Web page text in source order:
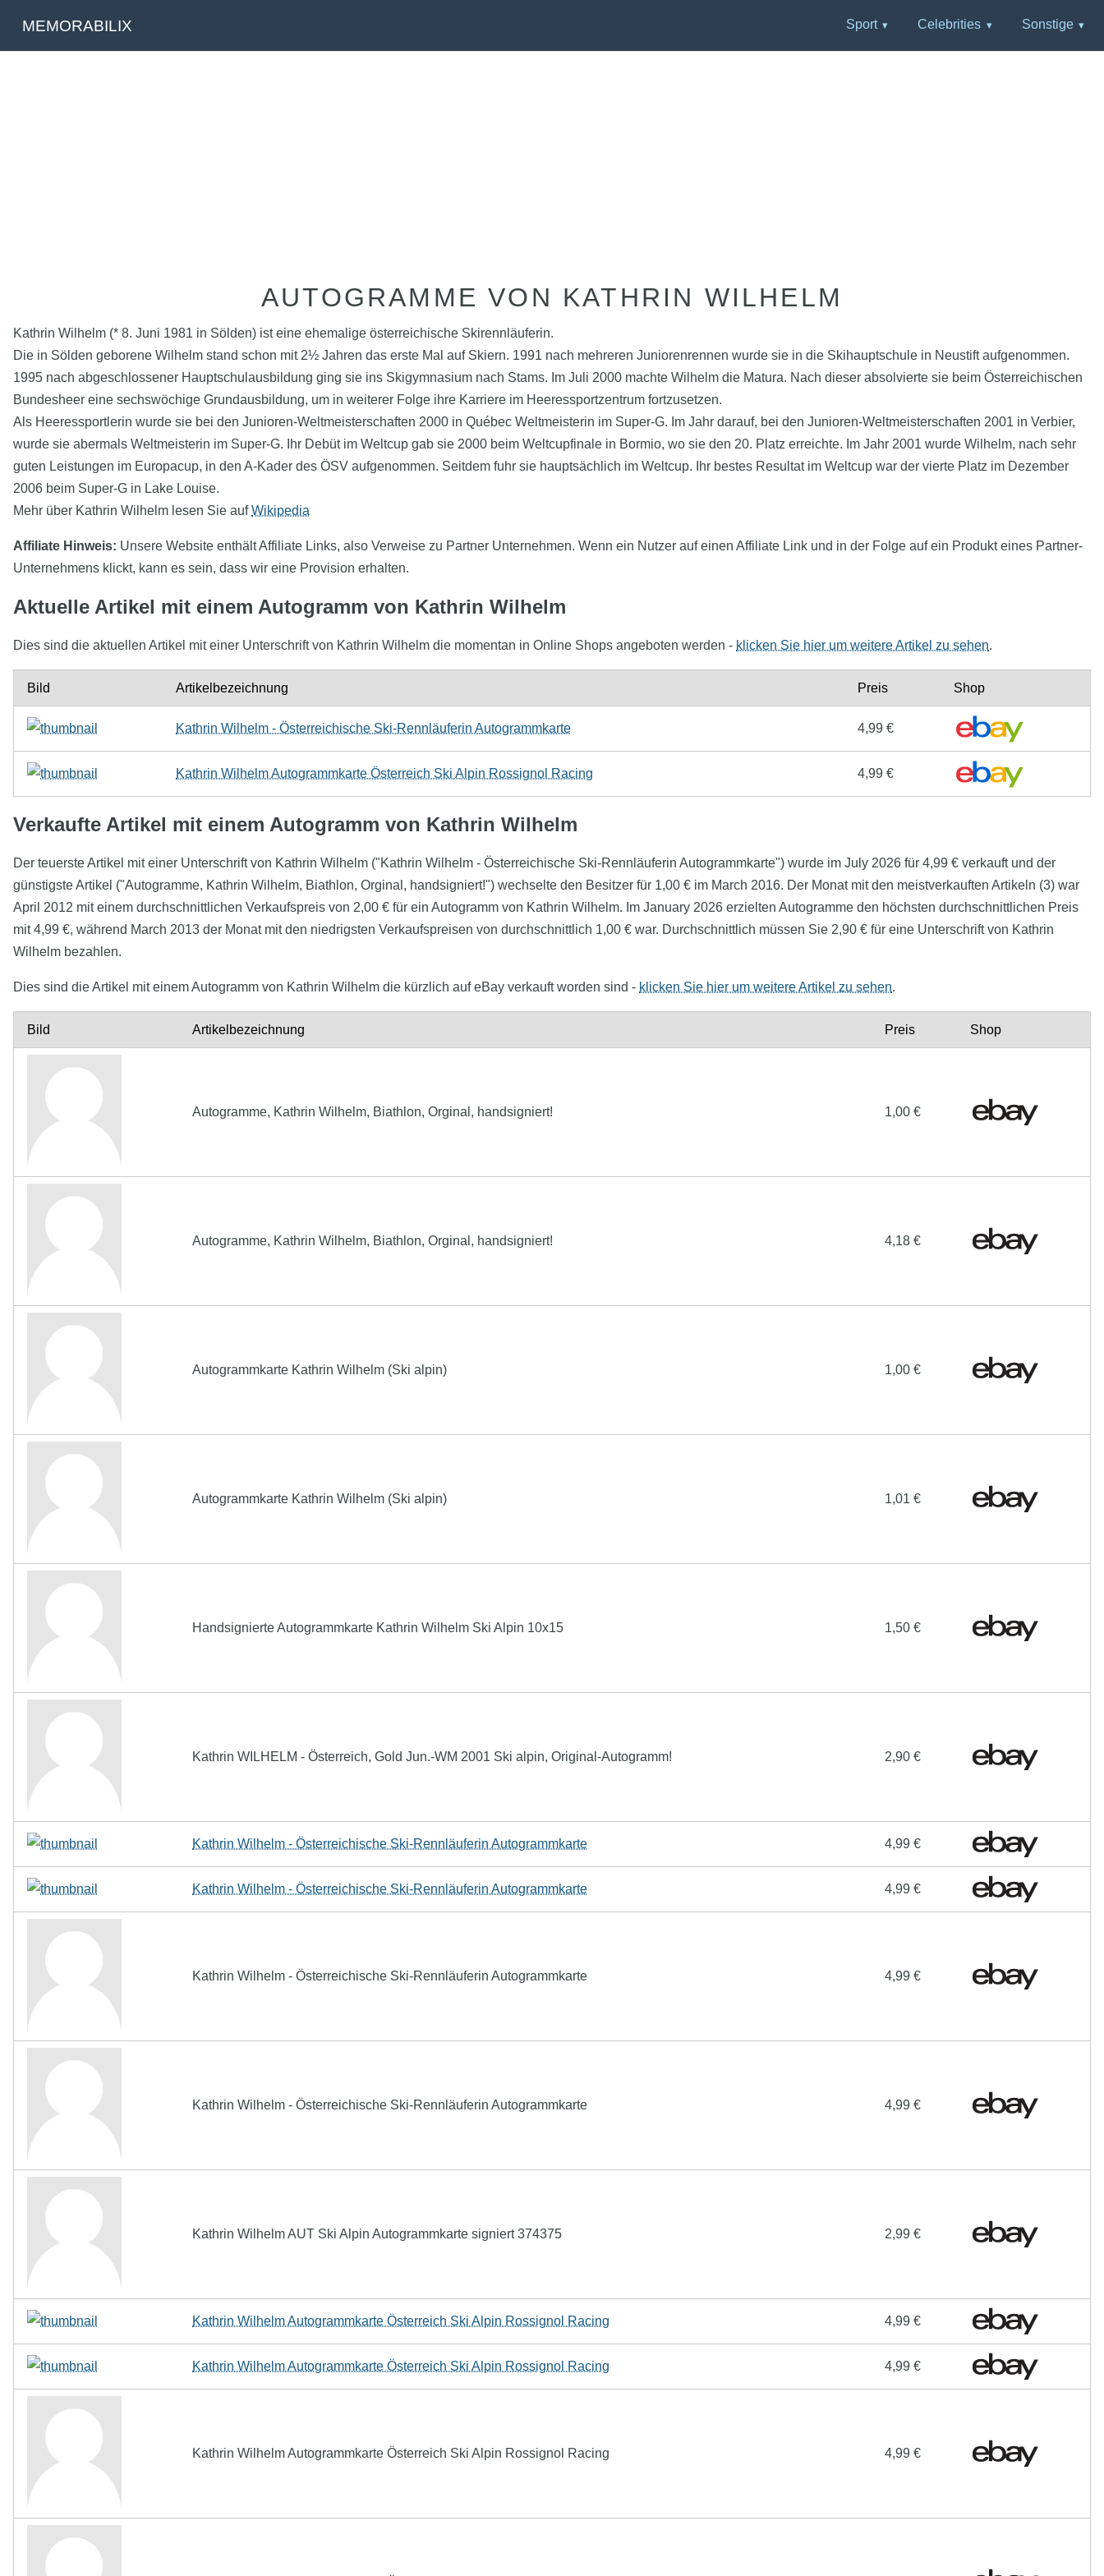
MEMORABILIX Sport Celebrities Sonstige
AUTOGRAMME VON KATHRIN WILHELM
Kathrin Wilhelm (* 8. Juni 1981 in Sölden) ist eine ehemalige österreichische Skirennläuferin.
Die in Sölden geborene Wilhelm stand schon mit 2½ Jahren das erste Mal auf Skiern. 1991 nach mehreren Juniorenrennen wurde sie in die Skihauptschule in Neustift aufgenommen.
1995 nach abgeschlossener Hauptschulausbildung ging sie ins Skigymnasium nach Stams. Im Juli 2000 machte Wilhelm die Matura. Nach dieser absolvierte sie beim Österreichischen
Bundesheer eine sechswöchige Grundausbildung, um in weiterer Folge ihre Karriere im Heeressportzentrum fortzusetzen.
Als Heeressportlerin wurde sie bei den Junioren-Weltmeisterschaften 2000 in Québec Weltmeisterin im Super-G. Im Jahr darauf, bei den Junioren-Weltmeisterschaften 2001 in Verbier,
wurde sie abermals Weltmeisterin im Super-G. Ihr Debüt im Weltcup gab sie 2000 beim Weltcupfinale in Bormio, wo sie den 20. Platz erreichte. Im Jahr 2001 wurde Wilhelm, nach sehr
guten Leistungen im Europacup, in den A-Kader des ÖSV aufgenommen. Seitdem fuhr sie hauptsächlich im Weltcup. Ihr bestes Resultat im Weltcup war der vierte Platz im Dezember
2006 beim Super-G in Lake Louise.
Mehr über Kathrin Wilhelm lesen Sie aufWikipedia
Affiliate Hinweis: Unsere Website enthält Affiliate Links, also Verweise zu Partner Unternehmen. Wenn ein Nutzer auf einen Affiliate Link und in der Folge auf ein Produkt eines Partner-
Unternehmens klickt, kann es sein, dass wir eine Provision erhalten.
Aktuelle Artikel mit einem Autogramm von Kathrin Wilhelm
Dies sind die aktuellen Artikel mit einer Unterschrift von Kathrin Wilhelm die momentan in Online Shops angeboten werden - klicken Sie hier um weitere Artikel zu sehen.
Bild Artikelbezeichnung Preis Shop
Kathrin Wilhelm - Österreichische Ski-Rennläuferin Autogrammkarte 4,99 €
Kathrin Wilhelm Autogrammkarte Österreich Ski Alpin Rossignol Racing 4,99 €
Verkaufte Artikel mit einem Autogramm von Kathrin Wilhelm
Der teuerste Artikel mit einer Unterschrift von Kathrin Wilhelm ("Kathrin Wilhelm - Österreichische Ski-Rennläuferin Autogrammkarte") wurde im July 2026 für 4,99 € verkauft und der
günstigste Artikel ("Autogramme, Kathrin Wilhelm, Biathlon, Orginal, handsigniert!") wechselte den Besitzer für 1,00 € im March 2016. Der Monat mit den meistverkauften Artikeln (3) war
April 2012 mit einem durchschnittlichen Verkaufspreis von 2,00 € für ein Autogramm von Kathrin Wilhelm. Im January 2026 erzielten Autogramme den höchsten durchschnittlichen Preis
mit 4,99 €, während March 2013 der Monat mit den niedrigsten Verkaufspreisen von durchschnittlich 1,00 € war. Durchschnittlich müssen Sie 2,90 € für eine Unterschrift von Kathrin
Wilhelm bezahlen.
Dies sind die Artikel mit einem Autogramm von Kathrin Wilhelm die kürzlich auf eBay verkauft worden sind - klicken Sie hier um weitere Artikel zu sehen.
Bild Artikelbezeichnung Preis Shop
Autogramme, Kathrin Wilhelm, Biathlon, Orginal, handsigniert! 1,00 €
Autogramme, Kathrin Wilhelm, Biathlon, Orginal, handsigniert! 4,18 €
Autogrammkarte Kathrin Wilhelm (Ski alpin) 1,00 €
Autogrammkarte Kathrin Wilhelm (Ski alpin) 1,01 €
Handsignierte Autogrammkarte Kathrin Wilhelm Ski Alpin 10x15 1,50 €
Kathrin WILHELM - Österreich, Gold Jun.-WM 2001 Ski alpin, Original-Autogramm! 2,90 €
Kathrin Wilhelm - Österreichische Ski-Rennläuferin Autogrammkarte 4,99 €
Kathrin Wilhelm - Österreichische Ski-Rennläuferin Autogrammkarte 4,99 €
Kathrin Wilhelm - Österreichische Ski-Rennläuferin Autogrammkarte 4,99 €
Kathrin Wilhelm - Österreichische Ski-Rennläuferin Autogrammkarte 4,99 €
Kathrin Wilhelm AUT Ski Alpin Autogrammkarte signiert 374375 2,99 €
Kathrin Wilhelm Autogrammkarte Österreich Ski Alpin Rossignol Racing 4,99 €
Kathrin Wilhelm Autogrammkarte Österreich Ski Alpin Rossignol Racing 4,99 €
Kathrin Wilhelm Autogrammkarte Österreich Ski Alpin Rossignol Racing 4,99 €